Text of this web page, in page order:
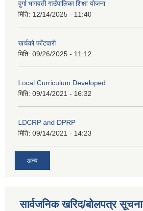
दुर्गा भागवती गाउँपालिका शिक्षा योजना
मिति: 12/14/2025 - 11:40
खर्चको फाँटवारी
मिति: 09/26/2025 - 11:12
Local Curriculum Developed
मिति: 09/14/2021 - 16:32
LDCRP and DPRP
मिति: 09/14/2021 - 14:23
अन्य
सार्वजनिक खरिद/बोलपत्र सूचना